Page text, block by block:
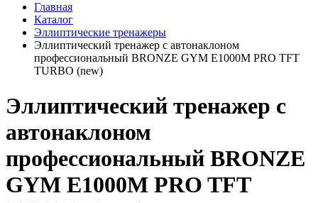
Главная
Каталог
Эллиптические тренажеры
Эллиптический тренажер с автонаклоном
профессиональный BRONZE GYM E1000M PRO TFT
TURBO (new)
Эллиптический тренажер с
автонаклоном
профессиональный BRONZE
GYM E1000M PRO TFT